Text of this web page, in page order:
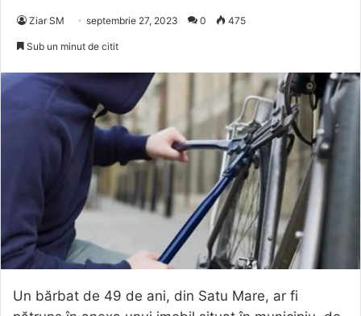
Ziar SM septembrie 27, 2023 0 475
Sub un minut de citit
Un bărbat de 49 de ani, din Satu Mare, ar fi